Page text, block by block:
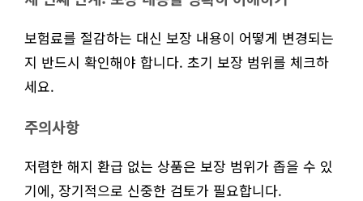
보험료를 절감하는 대신 보장 내용이 어떻게 변경되는
지 반드시 확인해야 합니다. 초기 보장 범위를 체크하
세요.
주의사항
저렴한 해지 환급 없는 상품은 보장 범위가 좁을 수 있
기에, 장기적으로 신중한 검토가 필요합니다.